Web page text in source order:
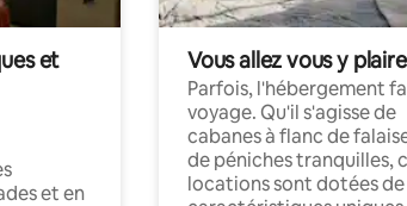
et
et en
Vous allez vous y plaire
Parfois, l'hébergement
voyage. Qu'il s'agisse de
cabanes à flanc de
de péniches tranquilles,
locations sont dotées de